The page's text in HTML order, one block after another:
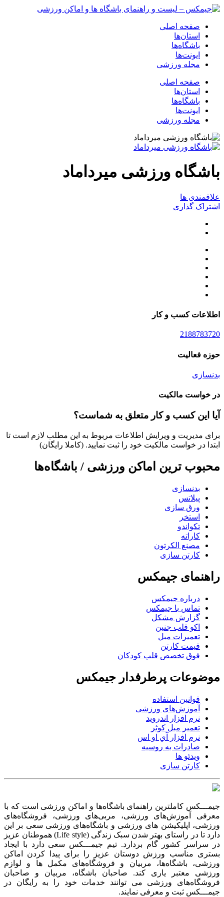
صفحه اصلی
استان‌ها
باشگاه‌ها
ایونت‌ها
مجله ورزشی
صفحه اصلی
استان‌ها
باشگاه‌ها
ایونت‌ها
مجله ورزشی
باشگاه ورزشی میرداماد
علاقمندی ها
اشتراک گذاری
اطلاعات کسب و کار
2188783720
حوزه فعالیت
بدنسازی
در خواست مالکیت
آیا این کسب و کار متعلق به شماست؟
برای مدیریت و ویرایش اطلاعات مربوط به این مطلب لازم است تا
ابتدا در خواست مالکیت خود را ثبت نمایید. (کاملا رایگان)
محبوب ترین اماکن ورزشی / باشگاه‌ها
بدنسازی
پیلاتس
ورق سازی
استخر
تکواندو
کاراته
مصنع الکرتون
کارتن سازی
راهنمای جیمکس
درباره جیمکس
تماس با جیمکس
گزارش مشکل
اکو قلب جنین
تعمیرات مبل
قیمت کارتن
فوق تخصص قلب کودکان
موضوعات پرطرفدار جیمکس
قوانین استفاده
آموزش‌های ورزشی
نرم افزار اندروید
تعمیر مبل کوثر
نرم افزار آي او اس
صادرات به روسیه
ویدئو ها
کارتن سازی
جیمـــکس کاملترین راهنمای باشگاه‌ها و اماکن ورزشی است که با
معرفی آموزش‌های ورزشی، مربی‌های ورزشی، فروشگاه‌های
ورزشی، اپلیکیشن های ورزشی و باشگاه‌های ورزشی سعی بر این
دارد تا در راستای بهتر شدن سبک زندگی (Life style) هموطنان عزیز
در سراسر کشور گام بردارد. تیم جیمـــکس سعی دارد با ایجاد
بستری مناسب ورزش دوستان عزیز را برای پیدا کردن اماکن
ورزشی، باشگاه‌ها، مربیان و فروشگاه‌های مکمل ها و لوازم
ورزشی معتبر یاری کند. صاحبان باشگاه‌، مربیان و صاحبان
فروشگاه‌های ورزشی می توانند خدمات خود را به رایگان در
جیمـــکس ثبت و معرفی نمایند.